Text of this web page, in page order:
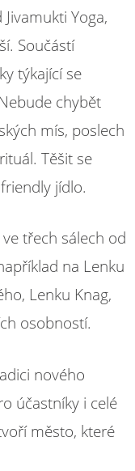
Yoga,
Součástí
týkající se
chybět
mís, poslech
Těšit se
jídlo.
třech sálech od
na Lenku
Lenku Knag,
osobností.
nového
účastníky i celé
město, které